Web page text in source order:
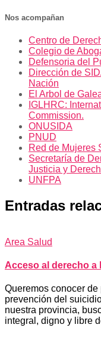
Nos acompañan
Centro de
Colegio de
Defensoria del
Dirección de
Nación
El Arbol de
IGLHRC:
Commission.
ONUSIDA
PNUD
Red de Mujeres
Secretaría de
Justicia y
UNFPA
Entradas
Area Salud
Acceso al derecho a
Queremos conocer
prevención del
nuestra provincia,
integral, digno y libre